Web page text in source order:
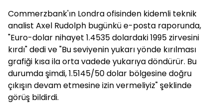
Commerzbank'ın Londra ofisinden kidemli teknik
analist Axel Rudolph bugünkü e-posta raporunda,
"Euro-dolar nihayet 1.4535 dolardaki 1995 zirvesini
kırdı" dedi ve "Bu seviyenin yukarı yönde kırılması
grafiği kısa ila orta vadede yukarıya döndürür. Bu
durumda şimdi, 1.5145/50 dolar bölgesine doğru
çıkışın devam etmesine izin vermeliyiz" şeklinde
görüş bildirdi.